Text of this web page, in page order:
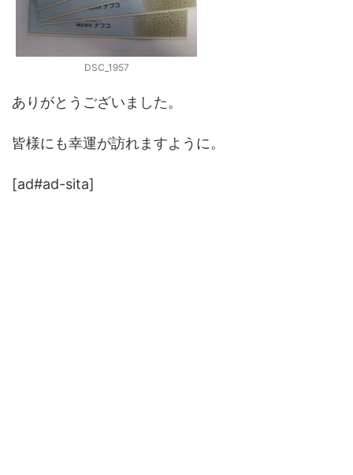
DSC_1957
ありがとうございました。
皆様にも幸運が訪れますように。
[ad#ad-sita]